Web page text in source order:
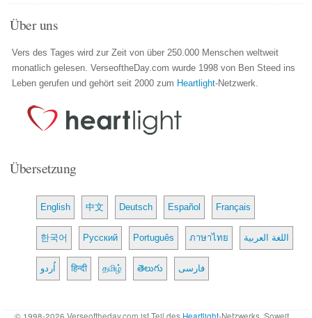
Über uns
Vers des Tages wird zur Zeit von über 250.000 Menschen weltweit
monatlich gelesen. VerseoftheDay.com wurde 1998 von Ben Steed ins
Leben gerufen und gehört seit 2000 zum Heartlight-Netzwerk.
Übersetzung
English 中文 Deutsch Español Français
한국어 Русский Português ภาษาไทย اللغة العربية
اُردو हिन्दी தமிழ் తెలుగు فارسی
© 1998-2026 Verseoftheday.com ist Teil des Heartlight-Netzwerks. Soweit